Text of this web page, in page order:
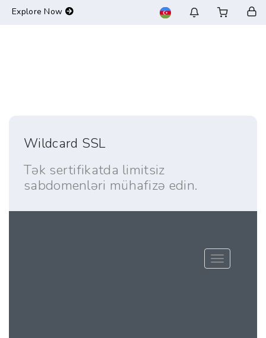
Explore Now
Wildcard SSL
Tək sertifikatda limitsiz
sabdomenləri mühafizə edin.